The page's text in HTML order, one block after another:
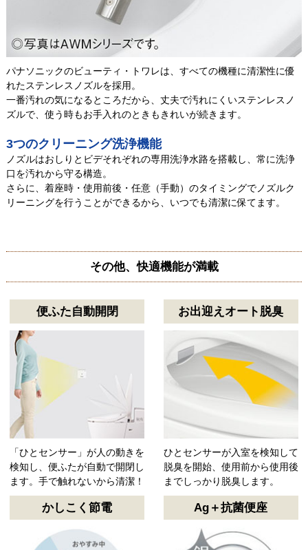
パナソニックのビューティ・トワレは、すべての機種に清潔性に優
れたステンレスノズルを採用。
一番汚れの気になるところだから、丈夫で汚れにくいステンレスノ
ズルで、使う時もお手入れのときもきれいが続きます。
3つのクリーニング洗浄機能
ノズルはおしりとビデそれぞれの専用洗浄水路を搭載し、常に洗浄
口を汚れから守る構造。
さらに、着座時・使用前後・任意（手動）のタイミングでノズルク
リーニングを行うことができるから、いつでも清潔に保てます。
その他、快適機能が満載
便ふた自動開閉
「ひとセンサー」が人の動きを
検知し、便ふたが自動で開閉し
ます。手で触れないから清潔！
お出迎えオート脱臭
ひとセンサーが入室を検知して
脱臭を開始、使用前から使用後
までしっかり脱臭します。
かしこく節電 Ag＋抗菌便座